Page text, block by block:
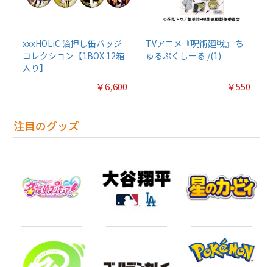
xxxHOLiC 箔押し缶バッジ
コレクション【1BOX 12箱
入り】
￥6,600
TVアニメ『呪術廻戦』 ち
ゅるぷくしーる /(1)
￥550
注目のグッズ